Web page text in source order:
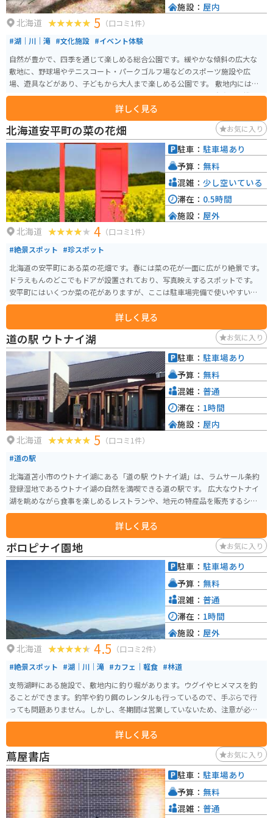
北海道 5 （口コミ1件）
#湖｜川｜滝 #文化施設 #イベント体験
自然が豊かで、四季を通じて楽しめる総合公園です。緩やかな傾斜の広大な
敷地に、野球場やテニスコート・パークゴルフ場などのスポーツ施設や広
場、遊具などがあり、子どもから大人まで楽しめる公園です。 敷地内には
「パークライフセンター」という屋内施設があり、お手洗いや自動販売機、
自由に座れる椅子もあり、休憩や飲食の場所として利用可能です。時にはキ
ッチンカーが出ている事もあり、軽食を販売しています。駐車場は広く、無
料で利用できます。
詳しく見る
施設： 屋内
北海道安平町の菜の花畑 お気に入り
北海道 4 （口コミ1件）
#絶景スポット #珍スポット
北海道の安平町にある菜の花畑です。春には菜の花が一面に広がり絶景です。
ドラえもんのどこでもドアが設置されており、写真映えするスポットです。
安平町にはいくつか菜の花がありますが、ここは駐車場完備で使いやすいの
でオススメです。
詳しく見る
駐車： 駐車場あり
予算： 無料
混雑： 少し空いている
滞在： 0.5時間
施設： 屋外
道の駅 ウトナイ湖 お気に入り
北海道 5 （口コミ1件）
#道の駅
北海道苫小市のウトナイ湖にある「道の駅 ウトナイ湖」は、ラムサール条約
登録湿地であるウトナイ湖の自然を満喫できる道の駅です。 広大なウトナイ
湖を眺めながら食事を楽しめるレストランや、地元の特産品を販売するショ
ップ、ウトナイ湖について学べる展示スペースなどがあります。 特におすす
めは、地元産の新鮮な食材をたっぷり使った料理の数々。 苫小と言えばホッ
キ貝が有名ですが、ウトナイ湖周辺で採れる新鮮な野菜を使った料理も絶品
です。 バイクで訪れる際は、駐車場からウトナイ湖畔まで続く遊歩道を散策
するのがおすすめです。 湖畔からは、四季折々の美しい自然を眺めることが
詳しく見る
駐車： 駐車場あり
予算： 無料
混雑： 普通
滞在： 1時間
施設： 屋内
ポロピナイ園地 お気に入り
北海道 4.5 （口コミ2件）
#絶景スポット #湖｜川｜滝 #カフェ｜軽食 #林道
支笏湖畔にある施設で、敷地内に釣り堀があります。ウグイやヒメマスを釣
ることができます。釣竿や釣り餌のレンタルも行っているので、手ぶらで行
っても問題ありません。しかし、冬期間は営業していないため、注意が必要
です。 支笏湖は、４万年ほど前に形成されたカルデラ湖で、恵庭岳、風不死
岳、樽前山、紋別岳に囲まれ、四季折々の自然溢れる風景を見せてくれま
す。支笏湖で採れる魚でもっとも代表される魚が「姫鱒（ヒメマス）」で、
綺麗な水とプランクトンを多く食べて育った姫鱒の身は、まさにサーモンピ
ンク色をし、脂がのったまさに旬の魚です。 姫鱒は、主に市場で取引きさ
れ、料亭やお寿司店で販売されるため、普段なかなか食べられない魚です。
ポロピナイカンパニーでは、専属の漁師が、毎朝新鮮な姫鱒を釣るため、リ
ーズナブルな価格で堪能することができます。 日本一水質が良い湖と呼ば
詳しく見る
駐車： 駐車場あり
予算： 無料
混雑： 普通
滞在： 1時間
施設： 屋外
蔦屋書店 お気に入り
駐車： 駐車場あり
予算： 無料
混雑： 普通